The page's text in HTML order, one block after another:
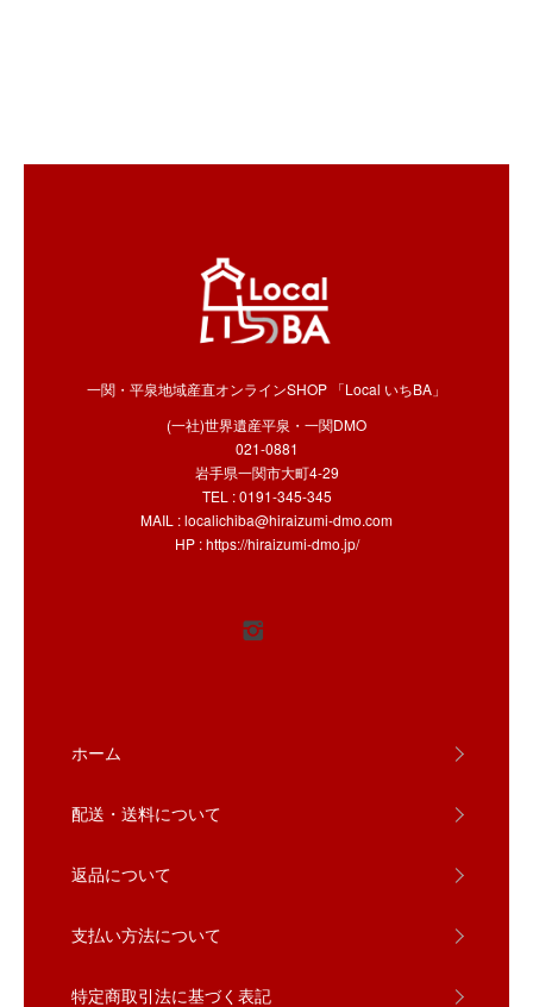
一関・平泉地域産直オンラインSHOP 「Local いちBA」
(一社)世界遺産平泉・一関DMO
021-0881
岩手県一関市大町4-29
TEL : 0191-345-345
MAIL :localichiba@hiraizumi-dmo.com
HP :https://hiraizumi-dmo.jp/
ホーム
配送・送料について
返品について
支払い方法について
特定商取引法に基づく表記